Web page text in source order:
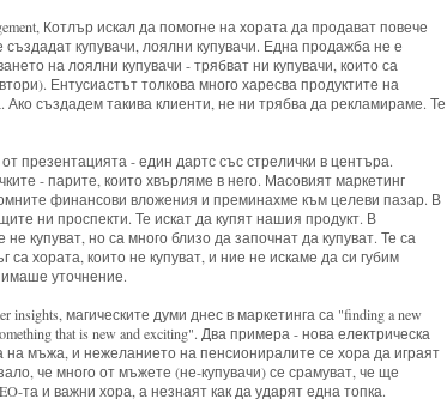
Котлър искал да помогне на хората да продават повече
създадат купувачи, лоялни купувачи. Една продажба не е
на лоялни купувачи - трябват ни купувачи, които са
Ентусиастът толкова много харесва продуктите на
Ако създадем такива клиенти, не ни трябва да рекламираме. Те
презентацията - един дартс със стрелички в центъра.
- парите, които хвърляме в него. Масовият маркетинг
финансови вложения и преминахме към целеви пазар. В
ни проспекти. Те искат да купят нашия продукт. В
купуват, но са много близо да започнат да купуват. Те са
хората, които не купуват, и ние не искаме да си губим
имаше уточнение.
магическите думи днес в маркетинга са "finding a new
that is new and exciting". Два примера - нова електрическа
на мъжа, и нежеланието на пенсиониралите се хора да играят
че много от мъжете (не-купувачи) се срамуват, че ще
та и важни хора, а незнаят как да ударят една топка.